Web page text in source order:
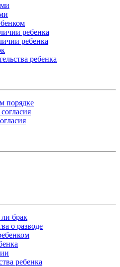
ребенка
ребенка
ребенка
порядке
ли брак
о разводе
ребенка